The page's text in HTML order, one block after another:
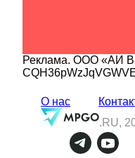
Реклама. ООО «АИ
О нас
.RU,